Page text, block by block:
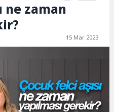
ne zaman
15 Mar 2023